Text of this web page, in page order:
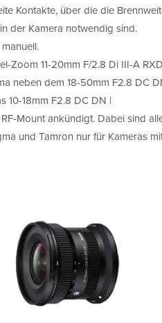
Kontakte, über die die
der Kamera notwendig sind.
Zoom 11-20mm F/2.8 Di III-A RXD
neben dem 18-50mm F2.8 DC
10-18mm F2.8 DC DN |
Mount ankündigt. Dabei sind
und Tamron nur für Kameras